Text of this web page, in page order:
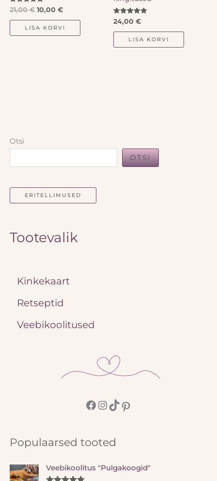
Otsi
OTSI
ERITELLIMUSED
Tootevalik
Kinkekaart
Retseptid
Veebikoolitused
Populaarsed tooted
Veebikoolitus "Pulgakoogid"
Hinnanguga
5.00
/ 5
21,00€ 10,00 €
LISA KORVI
Hinnanguga
5.00
/ 5
24,00 €
LISA KORVI